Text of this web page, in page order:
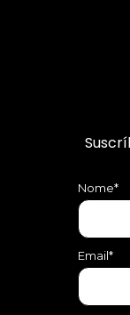
Nome*
Email*